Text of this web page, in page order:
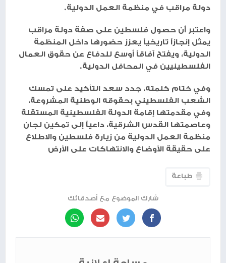
دولة مراقب في منظمة العمل الدولية.
واعتبر أن حصول فلسطين على صفة دولة مراقب
يمثل إنجازاً تاريخياً يعزز حضورها داخل المنظمة
الدولية، ويفتح آفاقاً أوسع للدفاع عن حقوق العمال
الفلسطينيين في المحافل الدولية.
وفي ختام كلمته، جدد سعد التأكيد على تمسك
الشعب الفلسطيني بحقوقه الوطنية المشروعة،
وفي مقدمتها إقامة الدولة الفلسطينية المستقلة
وعاصمتها القدس الشرقية، داعياً إلى تمكين لجان
منظمة العمل الدولية من زيارة فلسطين والاطلاع
على حقيقة الأوضاع والانتهاكات على الأرض
طباعة
شارك الموضوع مع أصدقائك